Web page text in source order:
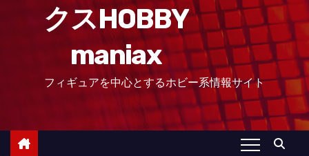
クスHOBBY
maniax
フィギュアを中心とするホビー系情報サイト